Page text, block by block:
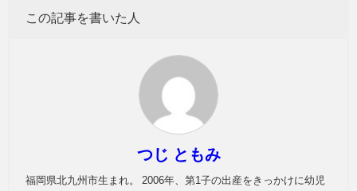
この記事を書いた人
つじ ともみ
福岡県北九州市生まれ。 2006年、第1子の出産をきっかけに幼児